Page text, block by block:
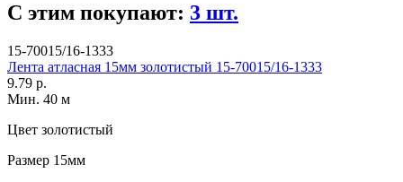
С этим покупают: 3 шт.
15-70015/16-1333
Лента атласная 15мм золотистый 15-70015/16-1333
9.79 р.
Мин. 40 м
Цвет золотистый
Размер 15мм